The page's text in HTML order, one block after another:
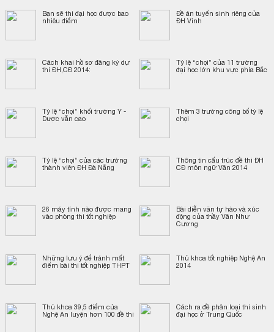
Bạn sẽ thi đại học được bao
nhiêu điểm
Đề án tuyển sinh riêng của
ĐH Vinh
Cách khai hồ sơ đăng ký dự
thi ĐH,CĐ 2014:
Tỷ lệ “chọi” của 11 trường
đại học lớn khu vực phía Bắc
Tỷ lệ “chọi” khối trường Y -
Dược vẫn cao
Thêm 3 trường công bố tỷ lệ
chọi
Tỷ lệ “chọi” của các trường
thành viên ĐH Đà Nẵng
Thông tin cấu trúc đề thi ĐH
CĐ môn ngữ Văn 2014
26 máy tính nào được mang
vào phòng thi tốt nghiệp
Bài diễn văn tự hào và xúc
động của thầy Văn Như
Cương
Những lưu ý để tránh mất
điểm bài thi tốt nghiệp THPT
Thủ khoa tốt nghiệp Nghệ An
2014
Thủ khoa 39,5 điểm của
Nghệ An luyện hơn 100 đề thi
Cách ra đề phân loại thí sinh
đại học ở Trung Quốc